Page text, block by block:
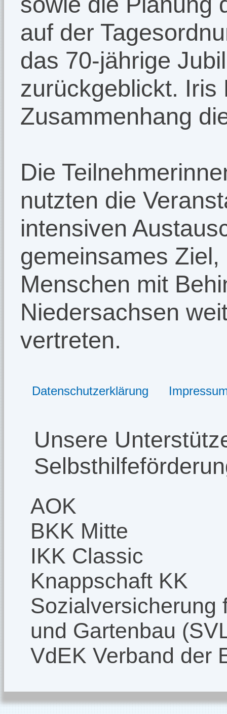
auf der
das 70-jährige
zurückgeblickt. Iris
Zusammenhang
Die
nutzten die
intensiven
gemeinsames
Menschen mit
Niedersachsen
vertreten.
Datenschutzerklärung
Unsere
AOK
BKK Mitte
IKK Classic
Knappschaft KK
Sozialversicherung
und Gartenbau
VdEK Verband der